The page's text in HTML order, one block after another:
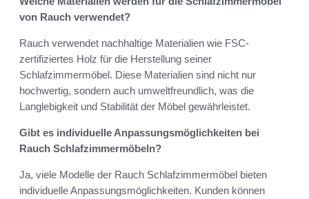
von Rauch verwendet?
Rauch verwendet nachhaltige Materialien wie FSC-
zertifiziertes Holz für die Herstellung seiner
Schlafzimmermöbel. Diese Materialien sind nicht nur
hochwertig, sondern auch umweltfreundlich, was die
Langlebigkeit und Stabilität der Möbel gewährleistet.
Gibt es individuelle Anpassungsmöglichkeiten bei
Rauch Schlafzimmermöbeln?
Ja, viele Modelle der Rauch Schlafzimmermöbel bieten
individuelle Anpassungsmöglichkeiten. Kunden können